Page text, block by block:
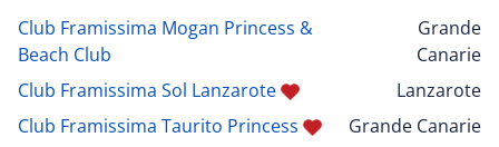
Club Framissima Mogan Princess &
Beach Club
Grande
Canarie
Club Framissima Sol Lanzarote
Lanzarote
Club Framissima Taurito Princess
Grande Canarie